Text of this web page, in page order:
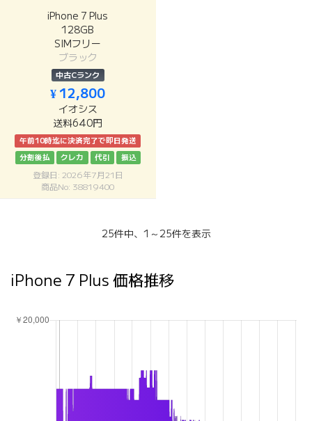
iPhone 7 Plus
128GB
SIMフリー
ブラック
中古Cランク
¥ 12,800
イオシス
送料640円
午前10時迄に決済完了で即日発送
分割後払
クレカ 代引 振込
登録日: 2026年7月21日
商品No: 38819400
25件中、1～25件を表示
iPhone 7 Plus 価格推移